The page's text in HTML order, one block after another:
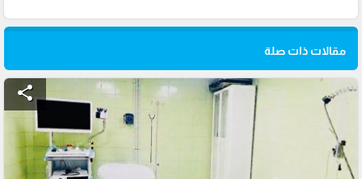
مقالات ذات صلة
share